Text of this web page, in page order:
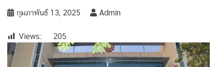
กุมภาพันธ์ 13, 2025 Admin
Views: 205